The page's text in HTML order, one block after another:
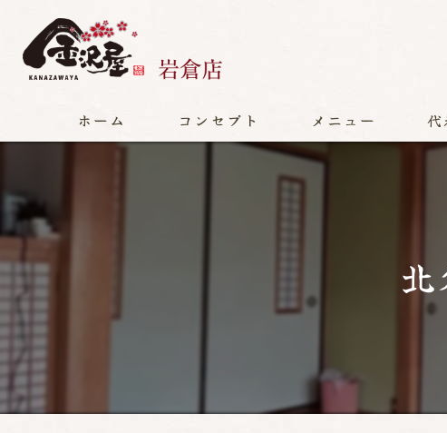
ホーム コンセプト メニュー 代